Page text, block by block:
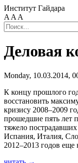
Институт Гайдара
A A A
Деловая
Monday, 10.03.2014,
К концу прошлого
восстановить
кризису 2008–2009
прошедшие пять лет
тяжело
Испания, Италия,
2012–2013 годов еще